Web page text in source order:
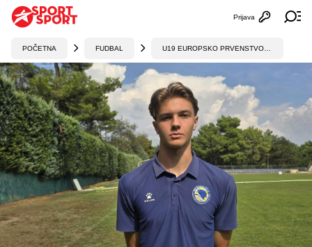
Otvori
Prijava
POČETNA FUDBAL